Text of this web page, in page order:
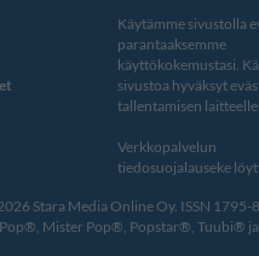
Käytämme sivustolla
parantaaksemme
käyttökokemustasi.
sivustoa hyväksyt
tallentamisen
Verkkopalvelun
tiedosuojalauseke
Stara Media Online Oy. ISSN
Mister Pop®, Popstar®, Tuubi®